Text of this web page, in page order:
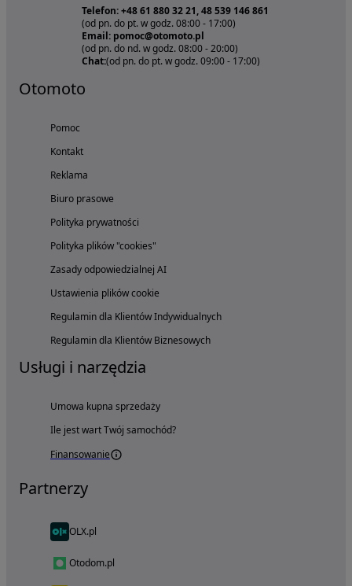
Telefon: +48 61 880 32 21, 48 539 146 861
(od pn. do pt. w godz. 08:00 - 17:00)
Email: pomoc@otomoto.pl
(od pn. do nd. w godz. 08:00 - 20:00)
Chat:(od pn. do pt. w godz. 09:00 - 17:00)
Otomoto
Pomoc
Kontakt
Reklama
Biuro prasowe
Polityka prywatności
Polityka plików "cookies"
Zasady odpowiedzialnej AI
Ustawienia plików cookie
Regulamin dla Klientów Indywidualnych
Regulamin dla Klientów Biznesowych
Usługi i narzędzia
Umowa kupna sprzedaży
Ile jest wart Twój samochód?
Finansowanie
Partnerzy
OLX.pl
Otodom.pl